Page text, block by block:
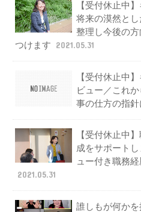
【受付休止中
将来の漠然と
整理し今後の
つけます
2021.05.31
【受付休止中
ビュー／これ
事の仕方の指針
【受付休止中
成をサポート
ュー付き職務
2021.05.31
誰しもが何か